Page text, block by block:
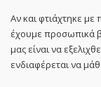
Αν και φτιάχτηκε
έχουμε προσωπικά
μας είναι να
ενδιαφέρεται να